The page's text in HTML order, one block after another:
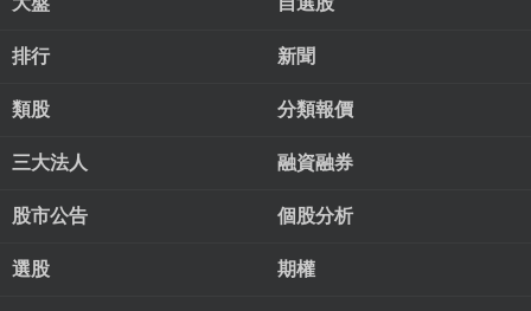
排行 新聞
類股 分類報價
三大法人 融資融券
股市公告 個股分析
選股 期權